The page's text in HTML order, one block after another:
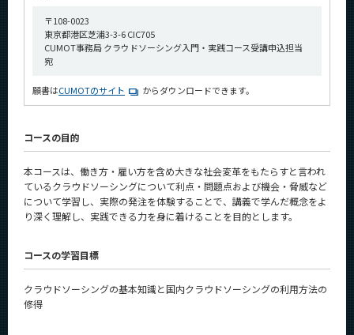
〒108-0023
東京都港区芝浦3-3-6 CIC705
CUMOT事務局 クラウドソーシング入門・実践コース受講申込担当
宛
願書はCUMOTのサイト からダウンロードできます。
コースの目的
本コースは、働き方・雇い方を含め大きな社会変革をもたらすと言われ
ているクラウドソーシングについて利点・問題点および機会・脅威など
について学習し、実際の発注を体験することで、講義で学んだ概念をよ
り深く理解し、実践できる力を身に着けることを目的とします。
コースの学習目標
クラウドソーシングの基本知識と国内クラウドソーシングの利用方法の
修得